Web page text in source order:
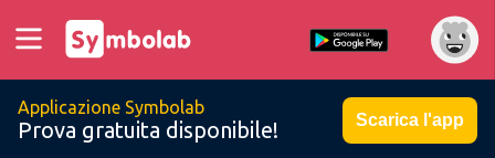
Applicazione Symbolab
Prova gratuita disponibile! Scarica l'app